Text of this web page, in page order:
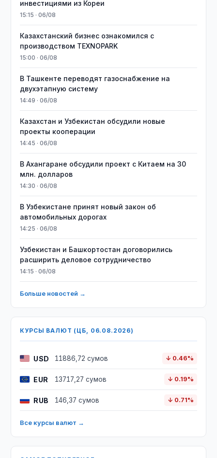
инвестициями из Кореи
15:15 · 06/08
Казахстанский бизнес ознакомился с
производством TEXNOPARK
15:00 · 06/08
В Ташкенте переводят газоснабжение на
двухэтапную систему
14:49 · 06/08
Казахстан и Узбекистан обсудили новые
проекты кооперации
14:45 · 06/08
В Ахангаране обсудили проект с Китаем на 30
млн. долларов
14:30 · 06/08
В Узбекистане принят новый закон об
автомобильных дорогах
14:25 · 06/08
Узбекистан и Башкортостан договорились
расширить деловое сотрудничество
14:15 · 06/08
Больше новостей →
КУРСЫ ВАЛЮТ (ЦБ, 06.08.2026)
USD 11886,72 сумов ↓ 0.46%
EUR 13717,27 сумов ↓ 0.19%
RUB 146,37 сумов ↓ 0.71%
Все курсы валют →